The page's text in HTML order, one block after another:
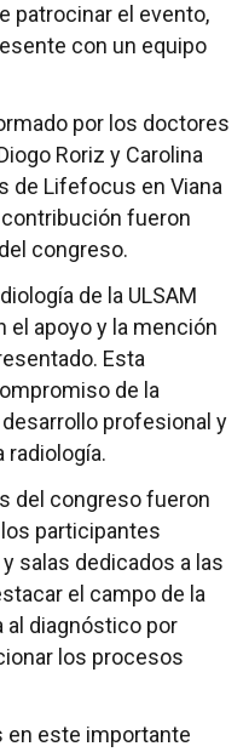
patrocinar el evento,
con un equipo
por los doctores
Roriz y Carolina
de Lifefocus en Viana
fueron
congreso.
de la ULSAM
el apoyo y la mención
Esta
de la
profesional y
radiología.
del congreso fueron
los participantes
salas dedicados a las
el campo de la
al diagnóstico por
los procesos
en este importante